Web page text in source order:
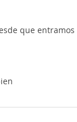
que entramos